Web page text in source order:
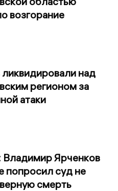
возгорание
над
регионом за
атаки
Владимир Ярченков
попросил суд не
смерть